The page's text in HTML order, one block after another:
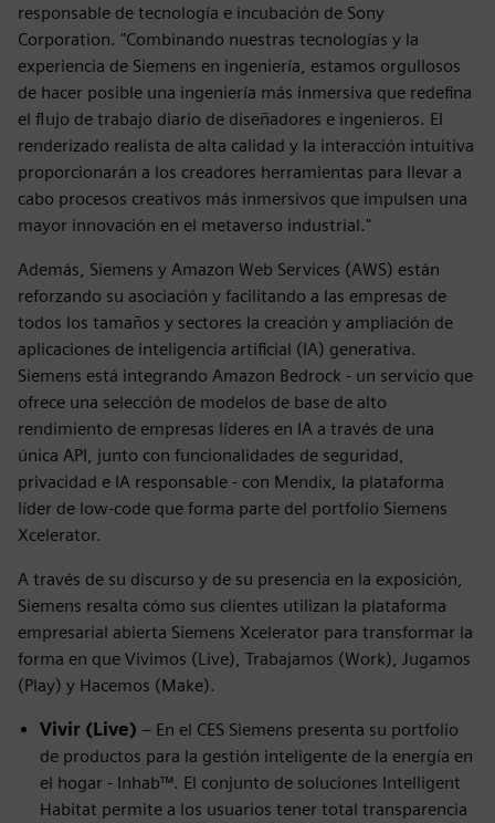
responsable de tecnología e incubación de Sony
Corporation. "Combinando nuestras tecnologías y la
experiencia de Siemens en ingeniería, estamos orgullosos
de hacer posible una ingeniería más inmersiva que redefina
el flujo de trabajo diario de diseñadores e ingenieros. El
renderizado realista de alta calidad y la interacción intuitiva
proporcionarán a los creadores herramientas para llevar a
cabo procesos creativos más inmersivos que impulsen una
mayor innovación en el metaverso industrial."
Además, Siemens y Amazon Web Services (AWS) están
reforzando su asociación y facilitando a las empresas de
todos los tamaños y sectores la creación y ampliación de
aplicaciones de inteligencia artificial (IA) generativa.
Siemens está integrando Amazon Bedrock - un servicio que
ofrece una selección de modelos de base de alto
rendimiento de empresas líderes en IA a través de una
única API, junto con funcionalidades de seguridad,
privacidad e IA responsable - con Mendix, la plataforma
líder de low-code que forma parte del portfolio Siemens
Xcelerator.
A través de su discurso y de su presencia en la exposición,
Siemens resalta cómo sus clientes utilizan la plataforma
empresarial abierta Siemens Xcelerator para transformar la
forma en que Vivimos (Live), Trabajamos (Work), Jugamos
(Play) y Hacemos (Make).
Vivir (Live) – En el CES Siemens presenta su portfolio
de productos para la gestión inteligente de la energía en
el hogar - Inhab™. El conjunto de soluciones Intelligent
Habitat permite a los usuarios tener total transparencia